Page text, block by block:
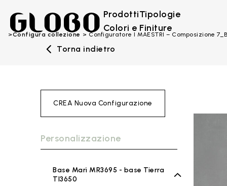
ProdottiTipologie
Colori e Finiture
Configura collezione Configuratore I MAESTRI – Composizione
Torna indietro
CREA Nuova Configurazione
Personalizzazione
Base Marì MR3695 - base Tierra
TI3650